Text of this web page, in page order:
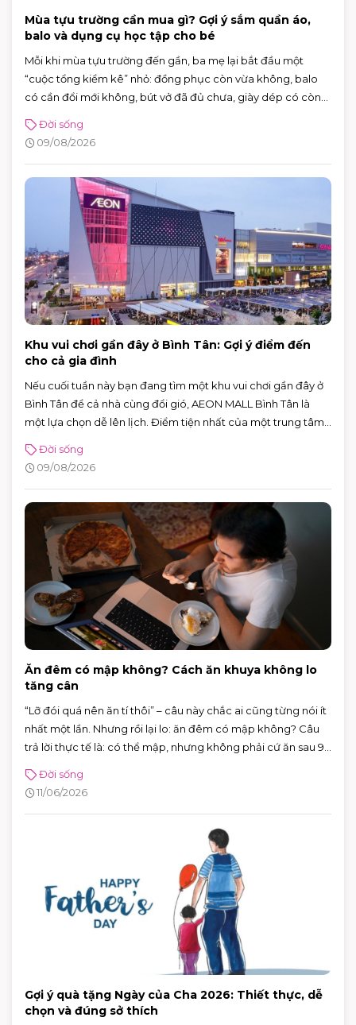
Mùa tựu trường cần mua gì? Gợi ý sắm quần áo,
balo và dụng cụ học tập cho bé
Mỗi khi mùa tựu trường đến gần, ba mẹ lại bắt đầu một
“cuộc tổng kiểm kê” nhỏ: đồng phục còn vừa không, balo
có cần đổi mới không, bút vở đã đủ chưa, giày dép có còn
nhưng nếu để sát ngày khai giảng mới chuẩn bị, việc mua
sắm rất dễ trở nên vội vàng, thiếu món này, dư món kia.
Đời sống
09/08/2026
Khu vui chơi gần đây ở Bình Tân: Gợi ý điểm đến
cho cả gia đình
Nếu cuối tuần này bạn đang tìm một khu vui chơi gần đây ở
Bình Tân để cả nhà cùng đổi gió, AEON MALL Bình Tân là
một lựa chọn dễ lên lịch. Điểm tiện nhất của một trung tâm
em có khu vui chơi trong nhà, người lớn có thể xem phim, ăn
uống, mua sắm hoặc ngồi cà phê nghỉ chân. Chỉ cần sắp
không bị quá tải.
Đời sống
09/08/2026
Ăn đêm có mập không? Cách ăn khuya không lo
tăng cân
“Lỡ đói quá nên ăn tí thôi” – câu này chắc ai cũng từng nói ít
nhất một lần. Nhưng rồi lại lo: ăn đêm có mập không? Câu
trả lời thực tế là: có thể mập, nhưng không phải cứ ăn sau 9
Đời sống
11/06/2026
Gợi ý quà tặng Ngày của Cha 2026: Thiết thực, dễ
chọn và đúng sở thích